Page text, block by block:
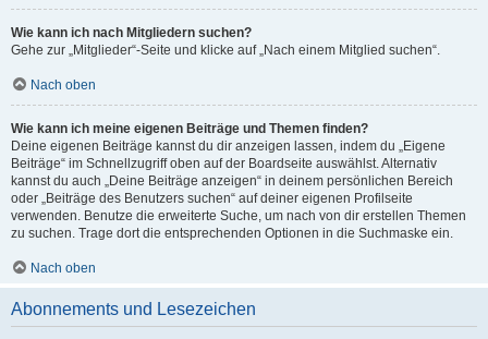
Wie kann ich nach Mitgliedern suchen?
Gehe zur „Mitglieder“-Seite und klicke auf „Nach einem Mitglied suchen“.
Nach oben
Wie kann ich meine eigenen Beiträge und Themen finden?
Deine eigenen Beiträge kannst du dir anzeigen lassen, indem du „Eigene
Beiträge“ im Schnellzugriff oben auf der Boardseite auswählst. Alternativ
kannst du auch „Deine Beiträge anzeigen“ in deinem persönlichen Bereich
oder „Beiträge des Benutzers suchen“ auf deiner eigenen Profilseite
verwenden. Benutze die erweiterte Suche, um nach von dir erstellen Themen
zu suchen. Trage dort die entsprechenden Optionen in die Suchmaske ein.
Nach oben
Abonnements und Lesezeichen